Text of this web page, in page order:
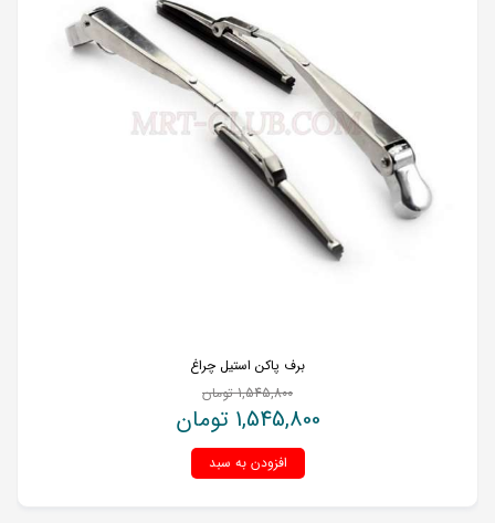
برف پاکن استیل چراغ
1,545,800 تومان
1,545,800 تومان
افزودن به سبد